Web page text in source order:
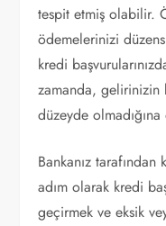
tespit etmiş olabilir.
ödemelerinizi
kredi
zamanda, gelirinizin
düzeyde
Bankanız
adım olarak kredi
geçirmek ve eksik